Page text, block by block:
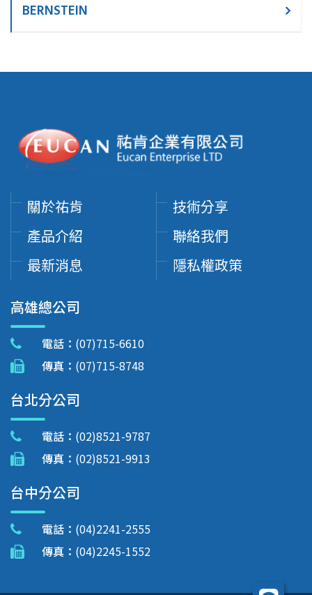
BERNSTEIN
關於祐肯
產品介紹
最新消息
技術分享
聯絡我們
隱私權政策
高雄總公司
電話： (07)715-6610
傳真： (07)715-8748
台北分公司
電話： (02)8521-9787
傳真： (02)8521-9913
台中分公司
電話： (04)2241-2555
傳真： (04)2245-1552